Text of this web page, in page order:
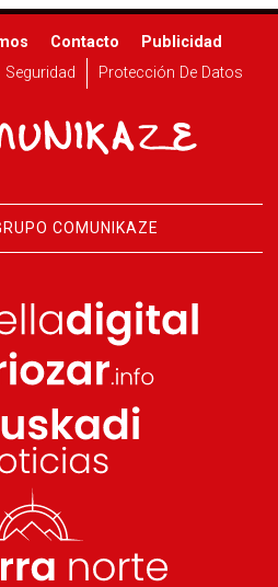
Contacto
Publicidad
Seguridad Protección De Datos
COMUNIKAZE